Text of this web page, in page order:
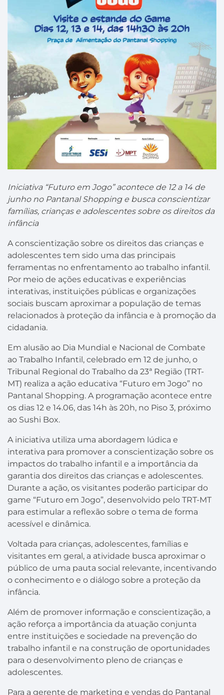
Iniciativa “Futuro em Jogo” acontece de 12 a 14 de
junho no Pantanal Shopping e busca conscientizar
famílias, crianças e adolescentes sobre os direitos da
infância
A conscientização sobre os direitos das crianças e
adolescentes tem sido uma das principais
ferramentas no enfrentamento ao trabalho infantil.
Por meio de ações educativas e experiências
interativas, instituições públicas e organizações
sociais buscam aproximar a população de temas
relacionados à proteção da infância e à promoção da
cidadania.
Em alusão ao Dia Mundial e Nacional de Combate
ao Trabalho Infantil, celebrado em 12 de junho, o
Tribunal Regional do Trabalho da 23ª Região (TRT-
MT) realiza a ação educativa “Futuro em Jogo” no
Pantanal Shopping. A programação acontece entre
os dias 12 e 14.06, das 14h às 20h, no Piso 3, próximo
ao Sushi Box.
A iniciativa utiliza uma abordagem lúdica e
interativa para promover a conscientização sobre os
impactos do trabalho infantil e a importância da
garantia dos direitos das crianças e adolescentes.
Durante a ação, os visitantes poderão participar do
game “Futuro em Jogo”, desenvolvido pelo TRT-MT
para estimular a reflexão sobre o tema de forma
acessível e dinâmica.
Voltada para crianças, adolescentes, famílias e
visitantes em geral, a atividade busca aproximar o
público de uma pauta social relevante, incentivando
o conhecimento e o diálogo sobre a proteção da
infância.
Além de promover informação e conscientização, a
ação reforça a importância da atuação conjunta
entre instituições e sociedade na prevenção do
trabalho infantil e na construção de oportunidades
para o desenvolvimento pleno de crianças e
adolescentes.
Para a gerente de marketing e vendas do Pantanal